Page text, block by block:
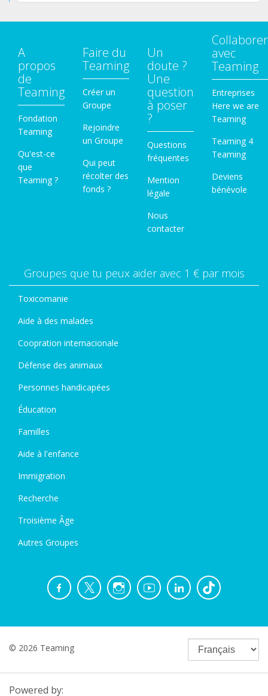
A
propos
de
Teaming
Fondation
Teaming
Qu'est-ce
que
Teaming ?
Faire du
Teaming
Créer un
Groupe
Rejoindre
un Groupe
Qui peut
récolter des
fonds ?
Un
doute ?
Une
question
à poser
?
Questions
fréquentes
Mention
légale
Nous
contacter
Collaborer
avec
Teaming
Entreprises
Here we are
Teaming
Teaming 4
Teaming
Deviens
bénévole
Groupes que tu peux aider avec 1 € par mois
Toxicomanie
Aide à des malades
Coopration internacionale
Défense des animaux
Personnes handicapées
Éducation
Familles
Aide à l'enfance
Immigration
Recherche
Troisième Âge
Autres Groupes
© 2026 Teaming
Powered by: